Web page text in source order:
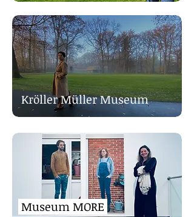
Kröller Müller Museum
Museum MORE